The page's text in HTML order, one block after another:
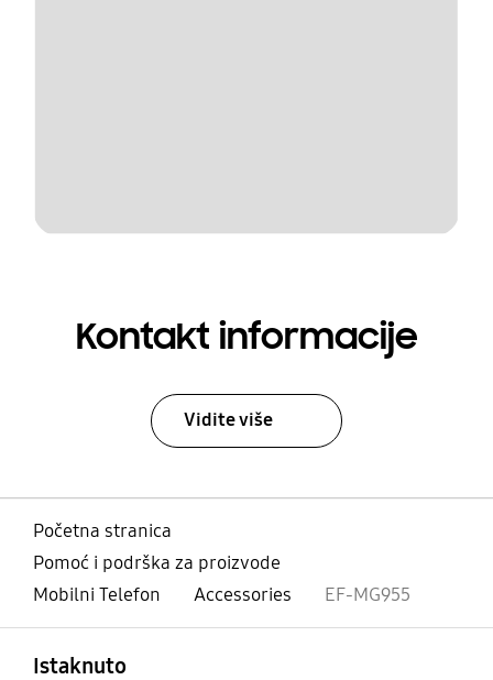
Kontakt informacije
Vidite više
Početna stranica
Pomoć i podrška za proizvode
Mobilni Telefon
Accessories EF-MG955
Istaknuto